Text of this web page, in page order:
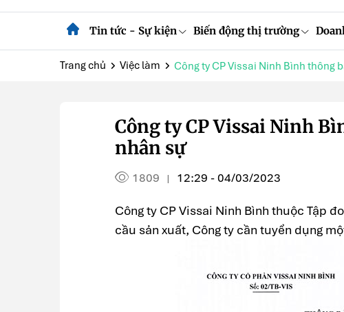
Tin tức - Sự kiện Biến động thị trường
Trang chủ Việc làm Công ty CP Vissai Ninh Bình thông
Công ty CP Vissai Ninh
nhân sự
1809 | 12:29 - 04/03/2023
Công ty CP Vissai Ninh Bình thuộc Tập
cầu sản xuất, Công ty cần tuyển dụng